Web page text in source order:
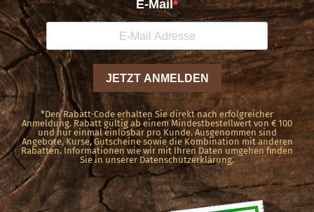
*Den Rabatt-Code erhalten Sie direkt nach erfolgreicher
Anmeldung. Rabatt gültig ab einem Mindestbestellwert von € 100
und nur einmal einlösbar pro Kunde. Ausgenommen sind
Angebote, Kurse, Gutscheine sowie die Kombination mit anderen
Rabatten. Informationen wie wir mit Ihren Daten umgehen finden
Sie in unserer Datenschutzerklärung.